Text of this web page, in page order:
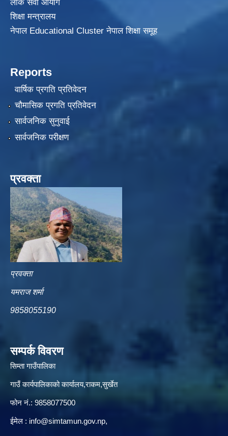
लोक सेवा आयेाग
शिक्षा मन्त्रालय
नेपाल Educational Cluster नेपाल शिक्षा समूह
Reports
वार्षिक प्रगति प्रतिवेदन
चौमासिक प्रगति प्रतिवेदन
सार्वजनिक सुनुवाई
सार्वजनिक परीक्षण
प्रवक्ता
प्रवक्ता
यमराज शर्मा
9858055190
सम्पर्क विवरण
सिम्ता गाउँपालिका
गाउँ कार्यपालिकाको कार्यालय,राकम,सुर्खेत
फोन नं.: 9858077500
ईमेल‌ : info@simtamun.gov.np,